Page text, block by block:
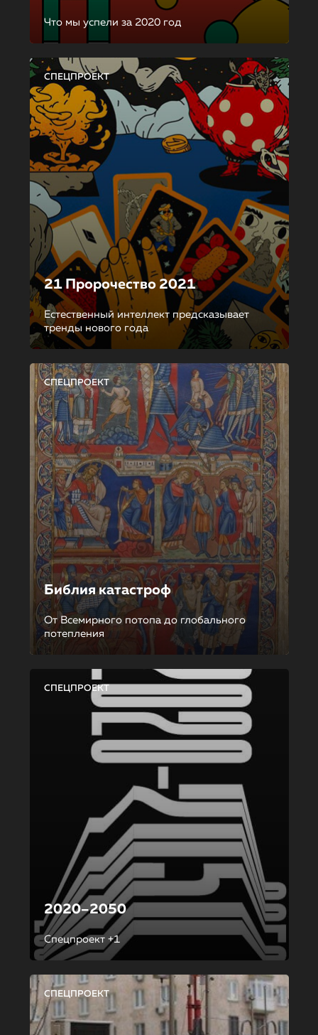
Что мы успели за 2020 год
СПЕЦПРОЕКТ
21 Пророчество 2021
Естественный интеллект предсказывает
тренды нового года
СПЕЦПРОЕКТ
Библия катастроф
От Всемирного потопа до глобального
потепления
СПЕЦПРОЕКТ
2020–2050
Спецпроект +1
СПЕЦПРОЕКТ